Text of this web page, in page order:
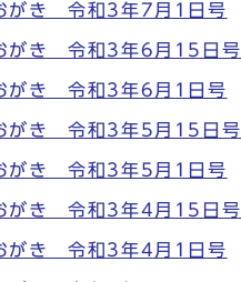
がき 令和3年7月1日号
がき 令和3年6月15日号
がき 令和3年6月1日号
がき 令和3年5月15日号
がき 令和3年5月1日号
がき 令和3年4月15日号
がき 令和3年4月1日号